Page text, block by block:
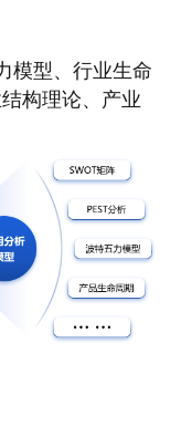
模型、行业生命
构理论、产业